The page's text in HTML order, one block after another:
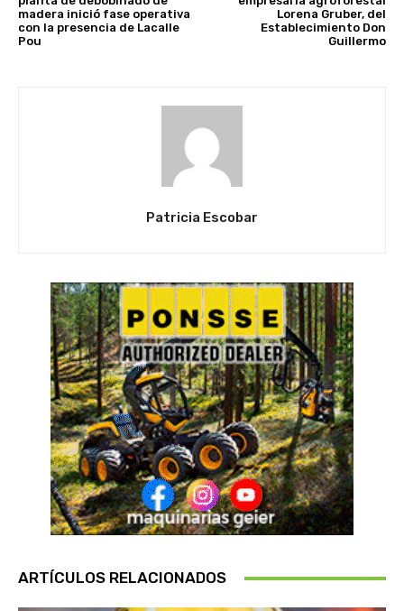
madera inició fase operativa
con la presencia de Lacalle
Pou
Lorena Gruber, del
Establecimiento Don
Guillermo
Patricia Escobar
ARTÍCULOS RELACIONADOS